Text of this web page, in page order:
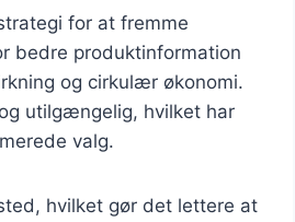
for at fremme
bedre produktinformation
og cirkulær økonomi.
utilgængelig, hvilket har
valg.
hvilket gør det lettere at